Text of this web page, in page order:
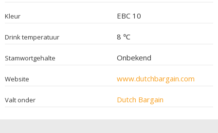
Kleur EBC 10
Drink temperatuur 8 ℃
Stamwortgehalte Onbekend
Website www.dutchbargain.com
Valt onder Dutch Bargain